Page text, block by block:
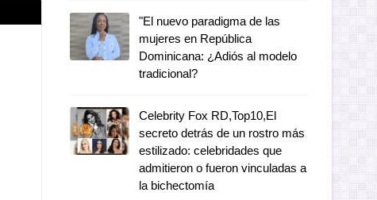
"El nuevo paradigma de las
mujeres en República
Dominicana: ¿Adiós al modelo
tradicional?
Celebrity Fox RD,Top10,El
secreto detrás de un rostro más
estilizado: celebridades que
admitieron o fueron vinculadas a
la bichectomía